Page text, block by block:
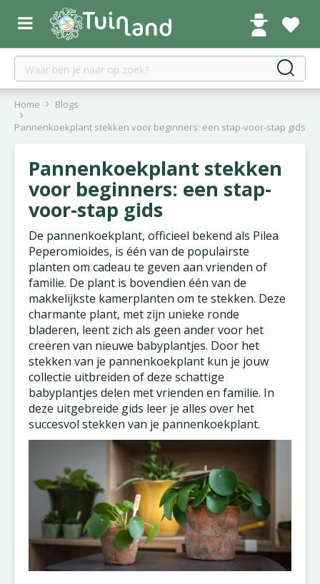
r
Home
Blogs
Pannenkoekplant stekken voor beginners: een stap-voor-stap gids
Pannenkoekplant stekken
voor beginners: een stap-
voor-stap gids
De pannenkoekplant, officieel bekend als Pilea
Peperomioides, is één van de populairste
planten om cadeau te geven aan vrienden of
familie. De plant is bovendien één van de
makkelijkste kamerplanten om te stekken. Deze
charmante plant, met zijn unieke ronde
bladeren, leent zich als geen ander voor het
creëren van nieuwe babyplantjes. Door het
stekken van je pannenkoekplant kun je jouw
collectie uitbreiden of deze schattige
babyplantjes delen met vrienden en familie. In
deze uitgebreide gids leer je alles over het
succesvol stekken van je pannenkoekplant.